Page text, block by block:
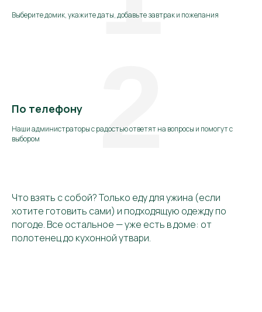
Выберите домик, укажите даты, добавьте завтрак и пожелания
По телефону
Наши администраторы с радостью ответят на вопросы и помогут с
выбором
2
Что взять с собой? Только еду для ужина (если
хотите готовить сами) и подходящую одежду по
погоде. Все остальное — уже есть в доме: от
полотенец до кухонной утвари.